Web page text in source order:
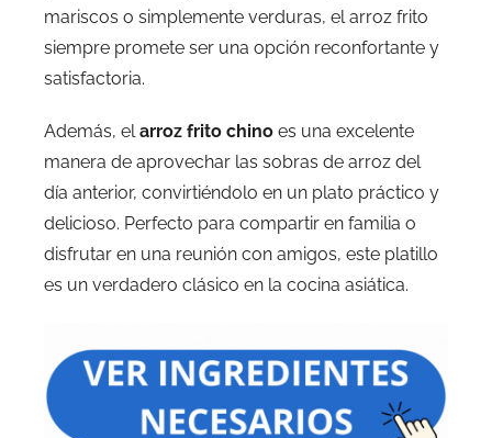
mariscos o simplemente verduras, el arroz frito
siempre promete ser una opción reconfortante y
satisfactoria.
Además, elarroz frito chino es una excelente
manera de aprovechar las sobras de arroz del
día anterior, convirtiéndolo en un plato práctico y
delicioso. Perfecto para compartir en familia o
disfrutar en una reunión con amigos, este platillo
es un verdadero clásico en la cocina asiática.